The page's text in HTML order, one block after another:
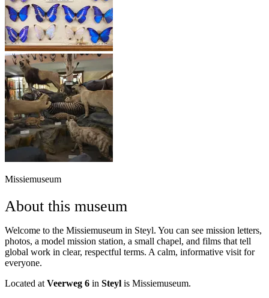
Missiemuseum
About this museum
Welcome to the Missiemuseum in Steyl. You can see mission letters,
photos, a model mission station, a small chapel, and films that tell
global work in clear, respectful terms. A calm, informative visit for
everyone.
Located at Veerweg 6 in Steyl is Missiemuseum.